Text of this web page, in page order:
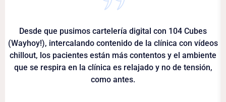
Desde que pusimos cartelería digital con 104 Cubes
(Wayhoy!), intercalando contenido de la clínica con vídeos
chillout, los pacientes están más contentos y el ambiente
que se respira en la clínica es relajado y no de tensión,
como antes.